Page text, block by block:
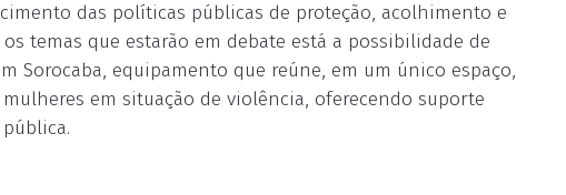
das políticas públicas de proteção, acolhimento e
temas que estarão em debate está a possibilidade de
Sorocaba, equipamento que reúne, em um único espaço,
em situação de violência, oferecendo suporte